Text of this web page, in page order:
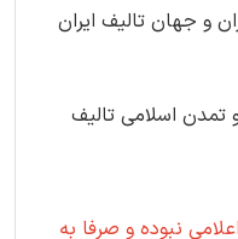
ایران و جهان تالیف ایران
هنر و تمدن اسلامی تالیف
نبوده و صرفا به